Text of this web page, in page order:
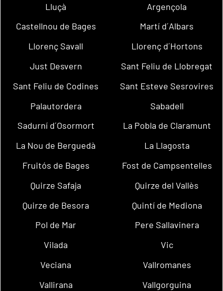
Lluçà
Argençola
Castellnou de Bages
Martí d´Albars
Llorenç Savall
Llorenç d´Hortons
Just Desvern
Sant Feliu de Llobregat
Sant Feliu de Codines
Sant Esteve Sesrovires
Palautordera
Sabadell
Sadurní d´Osormort
La Pobla de Claramunt
La Nou de Berguedà
La Llagosta
Fruitós de Bages
Fost de Campsentelles
Quirze Safaja
Quirze del Vallès
Quirze de Besora
Quintí de Mediona
Pol de Mar
Pere Sallavinera
Vilada
Vic
Veciana
Vallromanes
Vallirana
Vallgorguina